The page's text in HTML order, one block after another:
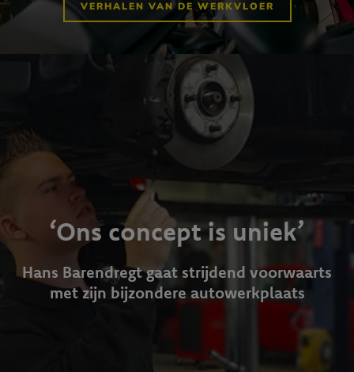
VERHALEN VAN DE WERKVLOER
‘Ons concept is uniek’
Hans Barendregt gaat strijdend voorwaarts
met zijn bijzondere autowerkplaats